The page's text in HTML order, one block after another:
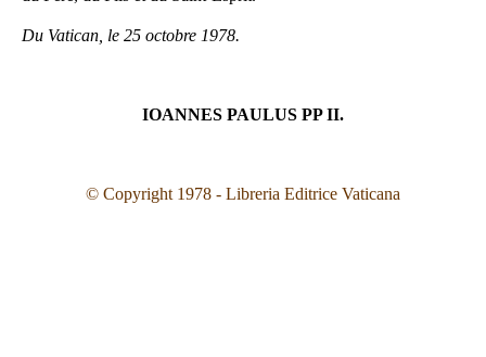
Du Vatican, le 25 octobre 1978.
IOANNES PAULUS PP II.
© Copyright 1978 - Libreria Editrice Vaticana